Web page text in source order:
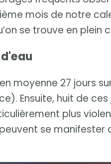
mois de notre
se trouve en plein
moyenne 27 jours
Ensuite, huit de
plus
se manifester